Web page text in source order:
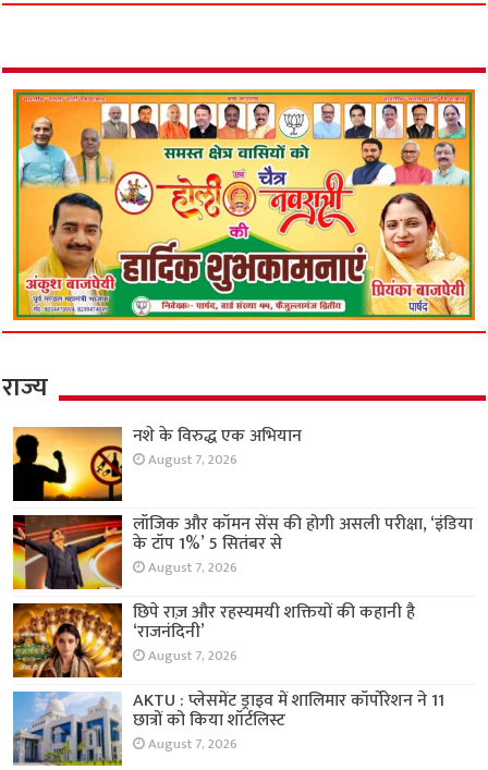
राज्य
नशे के विरुद्ध एक अभियान
August 7, 2026
लॉजिक और कॉमन सेंस की होगी असली परीक्षा, ‘इंडिया
के टॉप 1%’ 5 सितंबर से
August 7, 2026
छिपे राज़ और रहस्यमयी शक्तियों की कहानी है
‘राजनंदिनी’
August 7, 2026
AKTU : प्लेसमेंट ड्राइव में शालिमार कॉर्पोरेशन ने 11
छात्रों को किया शॉर्टलिस्ट
August 7, 2026